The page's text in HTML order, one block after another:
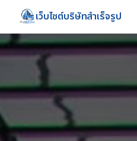
เว็บไซต์บริษัทสำเร็จรูป